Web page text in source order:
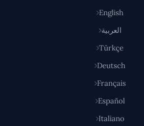
English
العربية
Türkçe
Deutsch
Français
Español
Italiano